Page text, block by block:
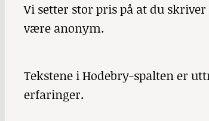
Vi setter stor pris på at du
være anonym.
Tekstene i Hodebry-spalten er
erfaringer.